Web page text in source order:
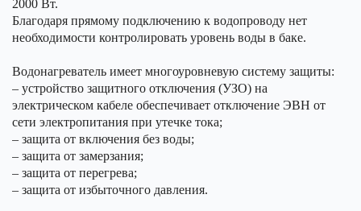
2000 Вт.
Благодаря прямому подключению к водопроводу нет
необходимости контролировать уровень воды в баке.
Водонагреватель имеет многоуровневую систему защиты:
– устройство защитного отключения (УЗО) на
электрическом кабеле обеспечивает отключение ЭВН от
сети электропитания при утечке тока;
– защита от включения без воды;
– защита от замерзания;
– защита от перегрева;
– защита от избыточного давления.